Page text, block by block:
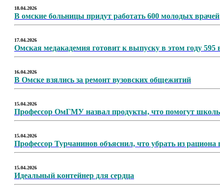
18.04.2026
В омские больницы придут работать 600 молодых врачей
17.04.2026
Омская медакадемия готовит к выпуску в этом году 595
16.04.2026
В Омске взялись за ремонт вузовских общежитий
15.04.2026
Профессор ОмГМУ назвал продукты, что помогут
15.04.2026
Профессор Турчанинов объяснил, что убрать из рациона
15.04.2026
Идеальный контейнер для сердца